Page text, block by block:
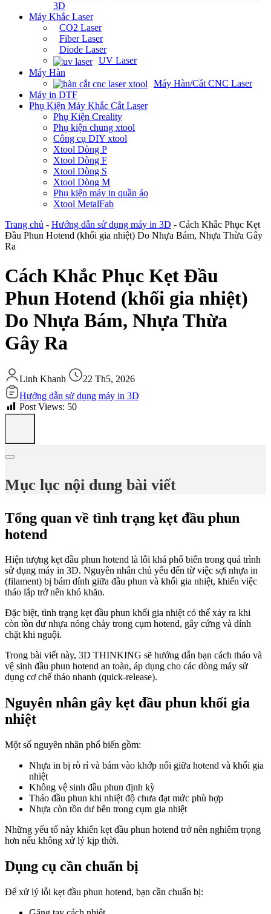
3D
Máy Khắc Laser
CO2 Laser
Fiber Laser
Diode Laser
UV Laser
Máy Hàn
Máy Hàn/Cắt CNC Laser
Máy in DTF
Phụ Kiện Máy Khắc Cắt Laser
Phụ Kiện Creality
Phụ kiện chung xtool
Công cụ DIY xtool
Xtool Dòng P
Xtool Dòng F
Xtool Dòng S
Xtool Dòng M
Phụ kiện máy in quần áo
Xtool MetalFab
Trang chủ - Hướng dẫn sử dụng máy in 3D - Cách Khắc Phục Kẹt
Đầu Phun Hotend (khối gia nhiệt) Do Nhựa Bám, Nhựa Thừa Gây
Ra
Cách Khắc Phục Kẹt Đầu
Phun Hotend (khối gia nhiệt)
Do Nhựa Bám, Nhựa Thừa
Gây Ra
Linh Khanh
22 Th5, 2026
Hướng dẫn sử dụng máy in 3D
Post Views: 50
Mục lục nội dung bài viết
Tổng quan về tình trạng kẹt đầu phun
hotend
Hiện tượng kẹt đầu phun hotend là lỗi khá phổ biến trong quá trình
sử dụng máy in 3D. Nguyên nhân chủ yếu đến từ việc sợi nhựa in
(filament) bị bám dính giữa đầu phun và khối gia nhiệt, khiến việc
tháo lắp trở nên khó khăn.
Đặc biệt, tình trạng kẹt đầu phun khối gia nhiệt có thể xảy ra khi
còn tồn dư nhựa nóng chảy trong cụm hotend, gây cứng và dính
chặt khi nguội.
Trong bài viết này, 3D THINKING sẽ hướng dẫn bạn cách tháo và
vệ sinh đầu phun hotend an toàn, áp dụng cho các dòng máy sử
dụng cơ chế tháo nhanh (quick-release).
Nguyên nhân gây kẹt đầu phun khối gia
nhiệt
Một số nguyên nhân phổ biến gồm:
Nhựa in bị rò rỉ và bám vào khớp nối giữa hotend và khối gia
nhiệt
Không vệ sinh đầu phun định kỳ
Tháo đầu phun khi nhiệt độ chưa đạt mức phù hợp
Nhựa còn tồn dư bên trong cụm gia nhiệt
Những yếu tố này khiến kẹt đầu phun hotend trở nên nghiêm trọng
hơn nếu không xử lý kịp thời.
Dụng cụ cần chuẩn bị
Để xử lý lỗi kẹt đầu phun hotend, bạn cần chuẩn bị: